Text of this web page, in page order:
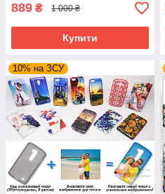
889 ₴ 1 000 ₴
Купити
10% на ЗСУ